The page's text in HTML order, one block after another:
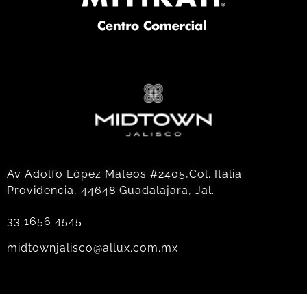
Av Adolfo López Mateos #2405,Col. Italia
Providencia, 44648 Guadalajara, Jal.
33 1656 4545
midtownjalisco@allux.com.mx